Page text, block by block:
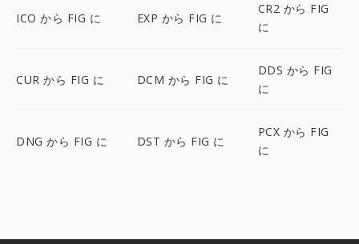
ICO から FIG に EXP から FIG に
CR2 から FIG
に
CUR から FIG に DCM から FIG に
DDS から FIG
に
DNG から FIG に DST から FIG に
PCX から FIG
に